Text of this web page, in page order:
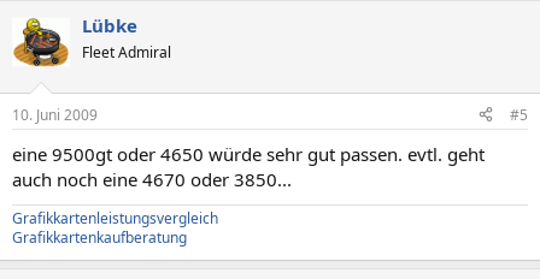
Lübke
Fleet Admiral
10. Juni 2009 #5
eine 9500gt oder 4650 würde sehr gut passen. evtl. geht
auch noch eine 4670 oder 3850...
Grafikkartenleistungsvergleich
Grafikkartenkaufberatung